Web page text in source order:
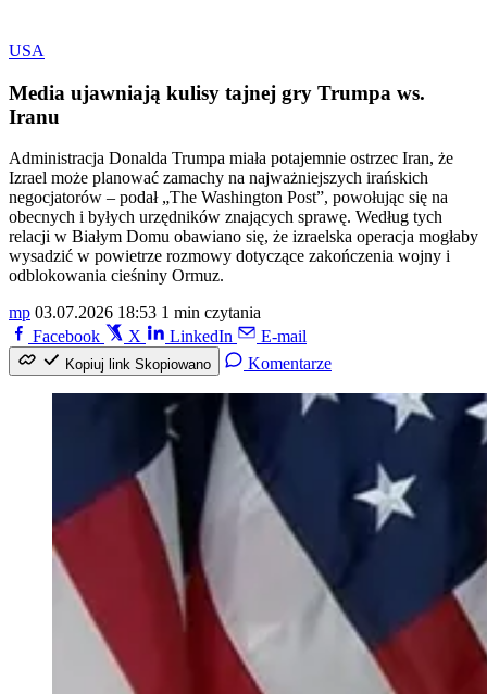
USA
Media ujawniają kulisy tajnej gry Trumpa ws.
Iranu
Administracja Donalda Trumpa miała potajemnie ostrzec Iran, że
Izrael może planować zamachy na najważniejszych irańskich
negocjatorów – podał „The Washington Post”, powołując się na
obecnych i byłych urzędników znających sprawę. Według tych
relacji w Białym Domu obawiano się, że izraelska operacja mogłaby
wysadzić w powietrze rozmowy dotyczące zakończenia wojny i
odblokowania cieśniny Ormuz.
mp 03.07.2026 18:53 1 min czytania
Facebook
X LinkedIn E-mail
Kopiuj link Skopiowano Komentarze